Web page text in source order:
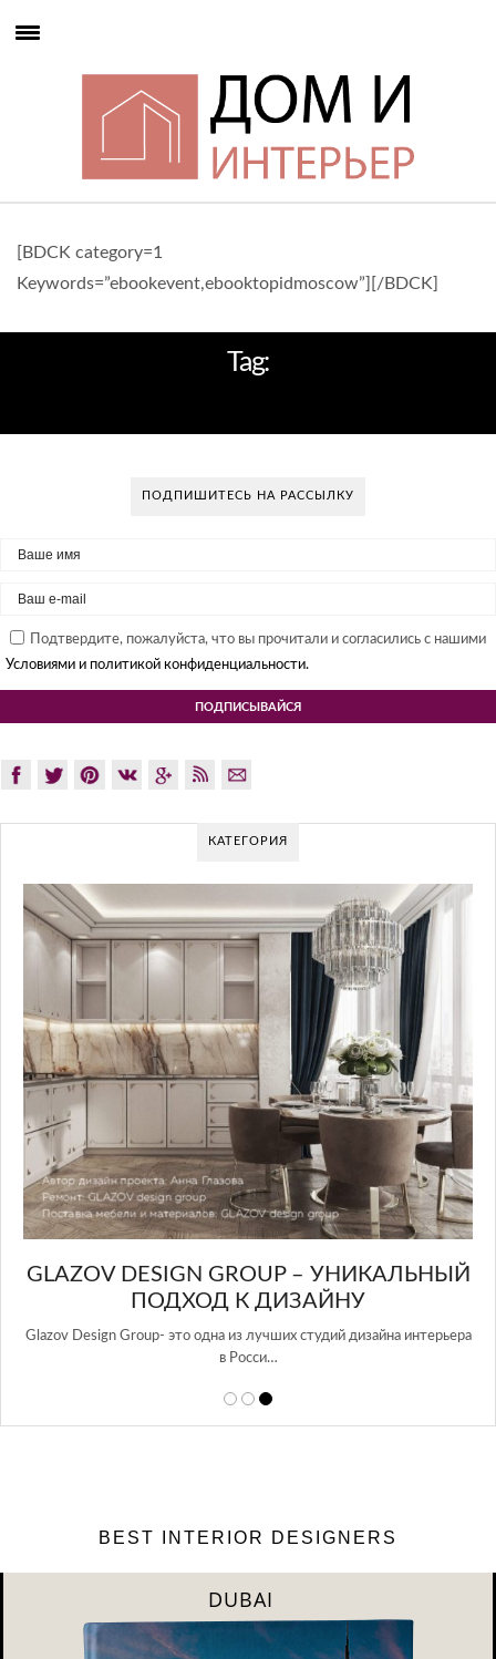
[BDCK category=1
Keywords=”ebookevent,ebooktopidmoscow”][/BDCK]
Tag:
ПОДПИШИТЕСЬ НА РАССЫЛКУ
Подтвердите, пожалуйста, что вы прочитали и согласились с нашими
Условиями и политикой конфиденциальности.
КАТЕГОРИЯ
GLAZOV DESIGN GROUP – УНИКАЛЬНЫЙ
ПОДХОД К ДИЗАЙНУ
Glazov Design Group- это одна из лучших студий дизайна интерьера
в Росси…
BEST INTERIOR DESIGNERS
RIYAHD